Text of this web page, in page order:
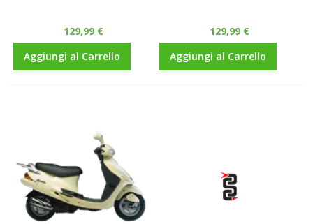
129,99 €
Aggiungi al Carrello
129,99 €
Aggiungi al Carrello